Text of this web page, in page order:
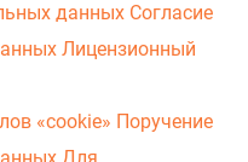
данных Согласие
Лицензионный
«cookie» Поручение